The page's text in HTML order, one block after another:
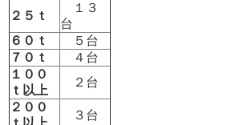
２５ｔ
１３
台
６０ｔ
５台
７０ｔ
４台
１００
ｔ以上
２台
２００
３台